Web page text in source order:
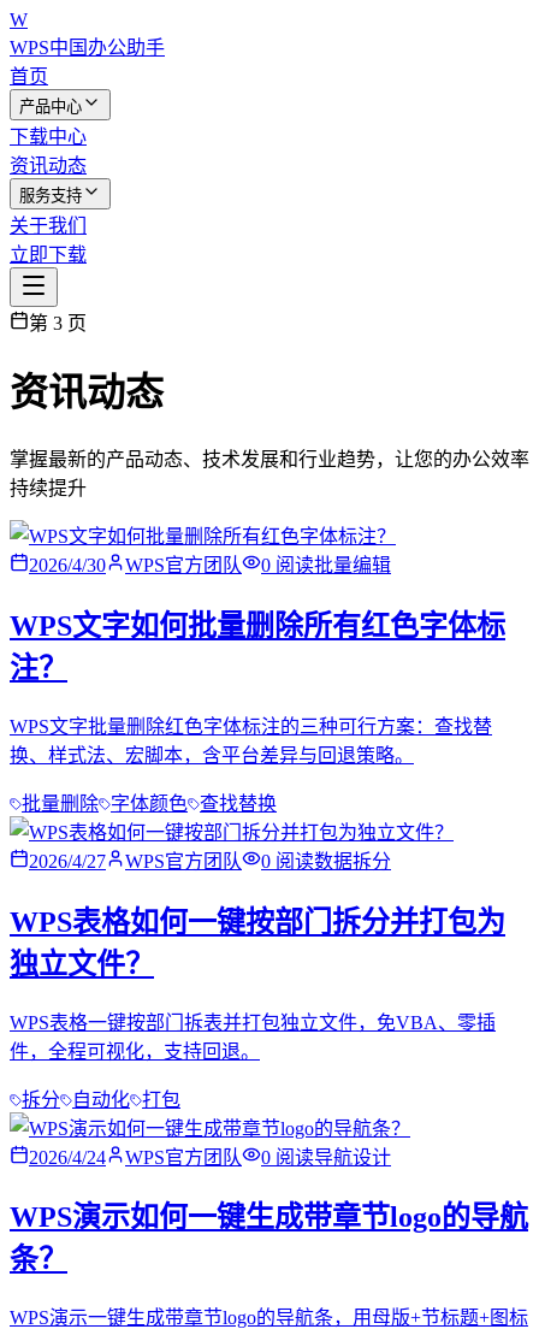
W
WPS中国 办公助手
首页
产品中心
下载中心
资讯动态
服务支持
关于我们
立即下载
第 3 页
资讯动态
掌握最新的产品动态、技术发展和行业趋势，让您的办公效率
持续提升
2026/4/30 WPS官方团队 0 阅读批量编辑
WPS文字如何批量删除所有红色字体标
注？
WPS文字批量删除红色字体标注的三种可行方案：查找替
换、样式法、宏脚本，含平台差异与回退策略。
批量删除 字体颜色 查找替换
2026/4/27 WPS官方团队 0 阅读数据拆分
WPS表格如何一键按部门拆分并打包为
独立文件？
WPS表格一键按部门拆表并打包独立文件，免VBA、零插
件，全程可视化，支持回退。
拆分 自动化 打包
2026/4/24 WPS官方团队 0 阅读导航设计
WPS演示如何一键生成带章节logo的导航
条？
WPS演示一键生成带章节logo的导航条，用母版+节标题+图标